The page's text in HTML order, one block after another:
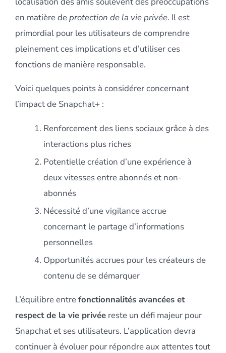
en matière deprotection de la vie privée. Il est
primordial pour les utilisateurs de comprendre
pleinement ces implications et d’utiliser ces
fonctions de manière responsable.
Voici quelques points à considérer concernant
l’impact de Snapchat+ :
Renforcement des liens sociaux grâce à des
interactions plus riches
Potentielle création d’une expérience à
deux vitesses entre abonnés et non-
abonnés
Nécessité d’une vigilance accrue
concernant le partage d’informations
personnelles
Opportunités accrues pour les créateurs de
contenu de se démarquer
L’équilibre entrefonctionnalités avancées et
respect de la vie privéereste un défi majeur pour
Snapchat et ses utilisateurs. L’application devra
continuer à évoluer pour répondre aux attentes tout